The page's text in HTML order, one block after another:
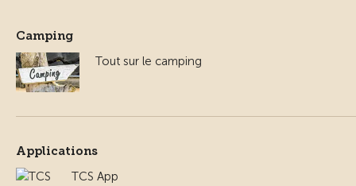
Camping
Tout sur le camping
Applications
TCS App